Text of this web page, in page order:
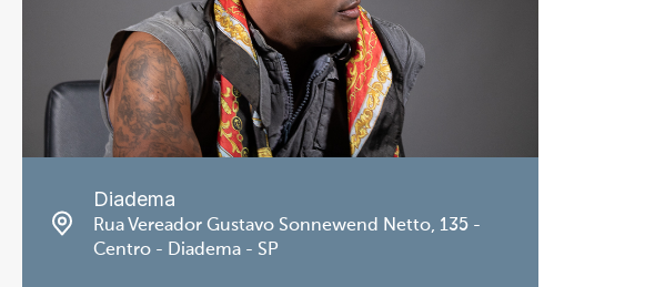
Diadema
Rua Vereador Gustavo Sonnewend Netto, 135 -
Centro - Diadema - SP